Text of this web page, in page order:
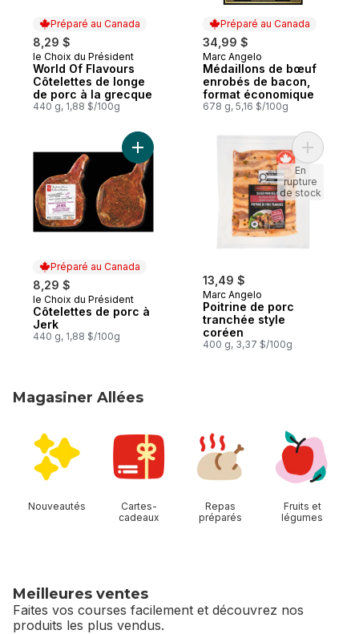
Préparé au Canada
8,29 $
Préparé au Canada
le Choix du Président
World Of Flavours
Côtelettes de longe
de porc à la grecque
440 g, 1,88 $/100g
Préparé au Canada
34,99 $
Préparé au Canada
Marc Angelo
Médaillons de bœuf
enrobés de bacon,
format économique
678 g, 5,16 $/100g
Préparé au Canada
8,29 $
Préparé au Canada
le Choix du Président
Côtelettes de porc à
Jerk
440 g, 1,88 $/100g
Ajouter Côtelettes de porc à Jerk au
13,49 $
Marc Angelo
Poitrine de porc
tranchée style
coréen
400 g, 3,37 $/100g
Ajouter
En
rupture
de stock
Magasiner Allées
Nouveautés
Cartes-
cadeaux
Repas
préparés
Fruits et
légumes
Meilleures ventes
Faites vos courses facilement et découvrez nos
produits les plus vendus.